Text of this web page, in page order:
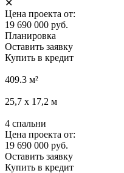
✕
Цена проекта от:
19 690 000 руб.
Планировка
Оставить заявку
Купить в кредит
409.3 м²
25,7 х 17,2 м
4 спальни
Цена проекта от:
19 690 000 руб.
Оставить заявку
Купить в кредит